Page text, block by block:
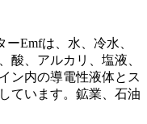
Emfは、水、冷水、
酸、アルカリ、塩液、
ン内の導電性液体とス
ています。鉱業、石油